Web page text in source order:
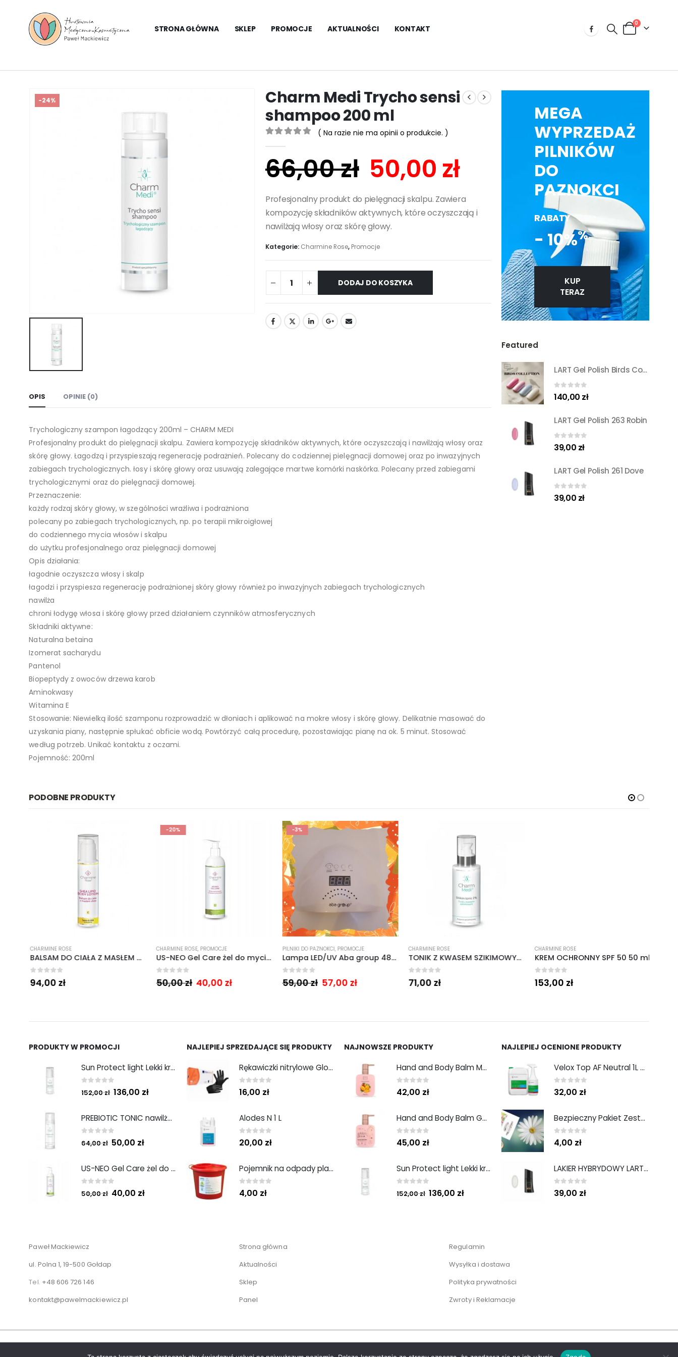
STRONA GŁÓWNA SKLEP PROMOCJE AKTUALNOŚCI KONTAKT
0
-24%
Charm Medi Trycho sensi
shampoo 200 ml
( Na razie nie ma opinii o produkcie. )
66,00zł 50,00 zł
Profesjonalny produkt do pielęgnacji skalpu. Zawiera
kompozycję składników aktywnych, które oczyszczają i
nawilżają włosy oraz skórę głowy.
Kategorie: Charmine Rose, Promocje
DODAJ DO KOSZYKA
OPIS OPINIE (0)
Trychologiczny szampon łagodzący 200ml – CHARM MEDI
Profesjonalny produkt do pielęgnacji skalpu. Zawiera kompozycję składników aktywnych, które oczyszczają i nawilżają włosy oraz
skórę głowy. Łagodzą i przyspieszają regenerację podrażnień. Polecany do codziennej pielęgnacji domowej oraz po inwazyjnych
zabiegach trychologicznych. łosy i skórę głowy oraz usuwają zalegające martwe komórki naskórka. Polecany przed zabiegami
trychologicznymi oraz do pielęgnacji domowej.
Przeznaczenie:
każdy rodzaj skóry głowy, w szególności wrażliwa i podrażniona
polecany po zabiegach trychologicznych, np. po terapii mikroigłowej
do codziennego mycia włosów i skalpu
do użytku profesjonalnego oraz pielęgnacji domowej
Opis działania:
łagodnie oczyszcza włosy i skalp
łagodzi i przyspiesza regenerację podrażnionej skóry głowy również po inwazyjnych zabiegach trychologicznych
nawilża
chroni łodygę włosa i skórę głowy przed działaniem czynników atmosferycznych
Składniki aktywne:
Naturalna betaina
Izomerat sacharydu
Pantenol
Biopeptydy z owoców drzewa karob
Aminokwasy
Witamina E
Stosowanie: Niewielką ilość szamponu rozprowadzić w dłoniach i aplikować na mokre włosy i skórę głowy. Delikatnie masować do
uzyskania piany, następnie spłukać obficie wodą. Powtórzyć całą procedurę, pozostawiając pianę na ok. 5 minut. Stosować
według potrzeb. Unikać kontaktu z oczami.
Pojemność: 200ml
MEGA
WYPRZEDAŻ
PILNIKÓW
DO
PAZNOKCI
RABATY
- 10%%
KUP
TERAZ
Featured
LART Gel Polish Birds Collection Set
0 out of 5
140,00 zł
LART Gel Polish 263 Robin
0out of 5
39,00 zł
LART Gel Polish 261 Dove
0out of 5
39,00 zł
PODOBNE PRODUKTY
CHARMINE ROSE
BALSAM DO CIAŁA Z MASŁEM SHEA
0out of 5
94,00 zł
-20%
CHARMINE ROSE, PROMOCJE
US-NEO Gel Care żel do mycia twarzy z kwasem usninowym 200 ml.
out of 5
50,00zł 40,00 zł
-3%
PILNIKI DO PAZNOKCI, PROMOCJE
Lampa LED/UV Aba group 48W Basic X1 Biała
out of 5
59,00zł 57,00 zł
CHARMINE ROSE
TONIK Z KWASEM SZIKIMOWYM − SHIKIM TONIC 2% 200 ML
out of 5
71,00 zł
CHARMINE ROSE
KREM OCHRONNY SPF 50 50 ml
out of 5
153,00 zł
PRODUKTY W PROMOCJI
Sun Protect light Lekki krem ochronny SPF50 50ml
152,00zł 136,00 zł
PREBIOTIC TONIC nawilżający tonik z prebiotykami 200 ml
64,00zł 50,00 zł
US-NEO Gel Care żel do mycia twarzy z kwasem usninowym 200 ml.
50,00zł 40,00 zł
NAJLEPIEJ SPRZEDAJĄCE SIĘ PRODUKTY
Rękawiczki nitrylowe Gloves Nitryle Classic Sensitive Black roz. M 100 szt. Abena
0 out of 5
16,00 zł
Alodes N 1 L
0out of 5
20,00 zł
Pojemnik na odpady plastikowy 1L
0out of 5
4,00 zł
NAJNOWSZE PRODUKTY
Hand and Body Balm Mango Bliss 300 ml
0out of 5
42,00 zł
Hand and Body Balm Golden Glow 300 ml
0out of 5
45,00 zł
Sun Protect light Lekki krem ochronny SPF50 50ml
152,00zł 136,00 zł
NAJLEPIEJ OCENIONE PRODUKTY
Velox Top AF Neutral 1L Medisept
0out of 5
32,00 zł
Bezpieczny Pakiet Zestaw 1
0out of 5
4,00 zł
LAKIER HYBRYDOWY LART 001 DAISY - LARTBIGDAY 8 ML
0out of 5
39,00 zł
Paweł Mackiewicz
ul. Polna 1, 19-500 Gołdap
Tel. +48 606 726 146
kontakt@pawelmackiewicz.pl
Strona główna
Aktualności
Sklep
Panel
Regulamin
Wysyłka i dostawa
Polityka prywatności
Zwroty i Reklamacje